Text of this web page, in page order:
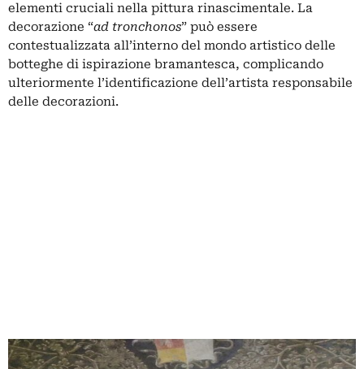
elementi cruciali nella pittura rinascimentale. La
decorazione “ad tronchonos” può essere
contestualizzata all’interno del mondo artistico delle
botteghe di ispirazione bramantesca, complicando
ulteriormente l’identificazione dell’artista responsabile
delle decorazioni.